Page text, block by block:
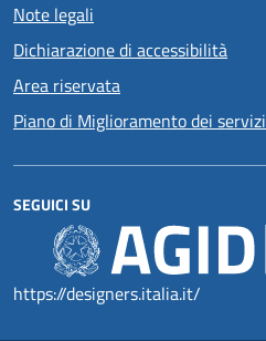
Note legali
Dichiarazione di accessibilità
Area riservata
Piano di Miglioramento dei servizi
SEGUICI SU
https://designers.italia.it/